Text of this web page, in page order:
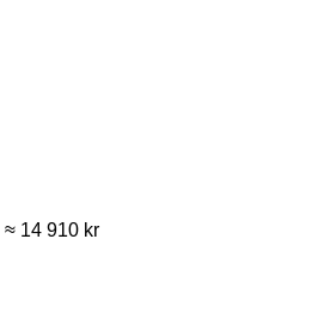
≈ 14 910 kr